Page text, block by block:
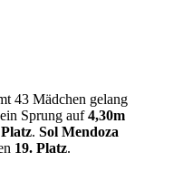
43 Mädchen gelang
Sprung auf4,30m
. Sol Mendoza
19. Platz.